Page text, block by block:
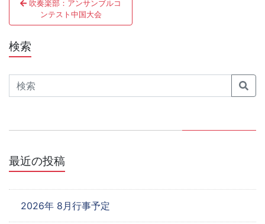
稿
ナ
ビ
ゲ
ー
シ
ン
吹奏楽部：アンサンブルコ
ンテスト中国大会
検索
Search
最近の投稿
2026年 8月行事予定